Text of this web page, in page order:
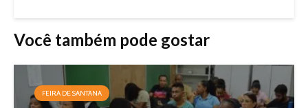
Você também pode gostar
FEIRA DE SANTANA